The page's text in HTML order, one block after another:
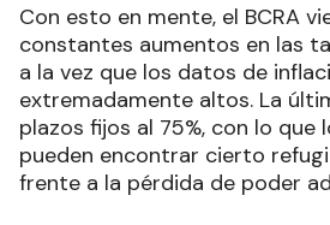
Con esto en mente, el BCRA
constantes aumentos en las
a la vez que los datos de
extremadamente altos. La
plazos fijos al 75%, con lo que
pueden encontrar cierto
frente a la pérdida de poder